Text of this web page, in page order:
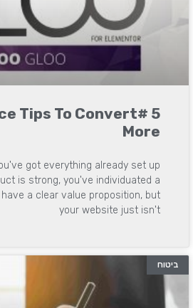
Tips To Convert
More
got everything already set up
is strong, you've individuated a
a clear value proposition, but
your website just isn't
ביטוח